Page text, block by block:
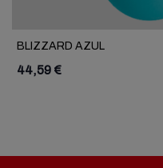
BLIZZARD AZUL
44,59 €